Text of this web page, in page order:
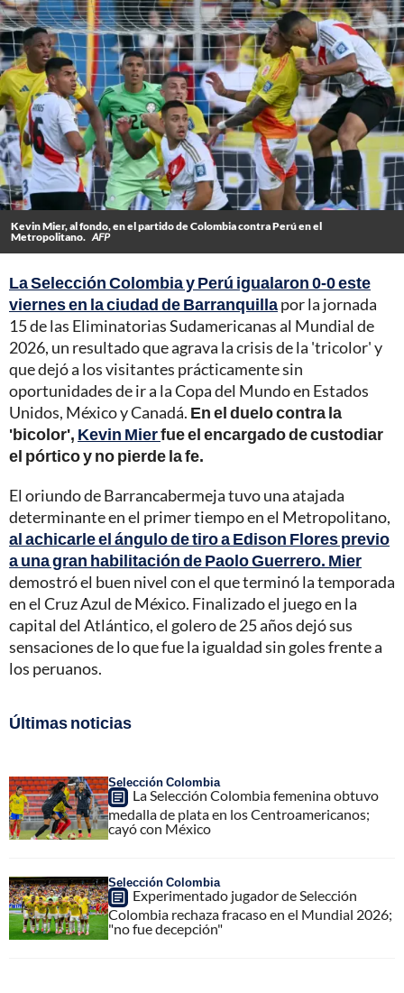
Kevin Mier, al fondo, en el partido de Colombia contra Perú en el
Metropolitano. AFP
La Selección Colombia y Perú igualaron 0-0 este
viernes en la ciudad de Barranquillapor la jornada
15 de las Eliminatorias Sudamericanas al Mundial de
2026, un resultado que agrava la crisis de la 'tricolor' y
que dejó a los visitantes prácticamente sin
oportunidades de ir a la Copa del Mundo en Estados
Unidos, México y Canadá. En el duelo contra la
'bicolor', Kevin Mierfue el encargado de custodiar
el pórtico y no pierde la fe.
El oriundo de Barrancabermeja tuvo una atajada
determinante en el primer tiempo en el Metropolitano,
al achicarle el ángulo de tiro a Edison Flores previo
a una gran habilitación de Paolo Guerrero. Mier
demostró el buen nivel con el que terminó la temporada
en el Cruz Azul de México. Finalizado el juego en la
capital del Atlántico, el golero de 25 años dejó sus
sensaciones de lo que fue la igualdad sin goles frente a
los peruanos.
Últimas noticias
Selección Colombia
La Selección Colombia femenina obtuvo
medalla de plata en los Centroamericanos;
cayó con México
Selección Colombia
Experimentado jugador de Selección
Colombia rechaza fracaso en el Mundial 2026;
"no fue decepción"